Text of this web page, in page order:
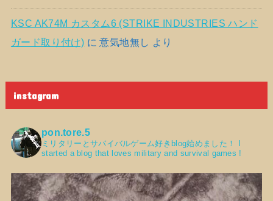
KSC AK74M カスタム6 (STRIKE INDUSTRIES ハンド
ガード取り付け) に意気地無し より
instagram
pon.tore.5
ミリタリーとサバイバルゲーム好きblog始めました！
started a blog that loves military and survival games !